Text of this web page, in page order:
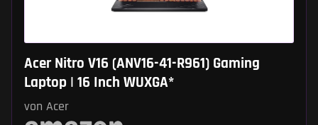
Acer Nitro V16 (ANV16-41-R961) Gaming
Laptop | 16 Inch WUXGA*
von Acer